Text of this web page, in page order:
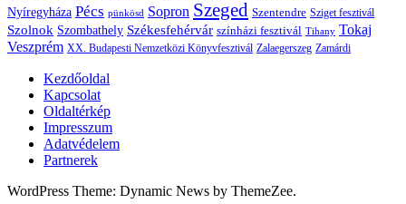
Nyíregyháza Pécs pünkösd Sopron Szeged Szentendre Sziget fesztivál
Szolnok Szombathely Székesfehérvár színházi fesztivál Tihany Tokaj
Veszprém XX. Budapesti Nemzetközi Könyvfesztivál Zalaegerszeg Zamárdi
Kezdőoldal
Kapcsolat
Oldaltérkép
Impresszum
Adatvédelem
Partnerek
WordPress Theme: Dynamic News by ThemeZee.